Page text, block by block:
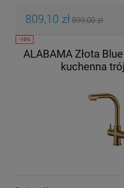
809,10 zł 899,00 zł
ALABAMA Złota
kuchenna